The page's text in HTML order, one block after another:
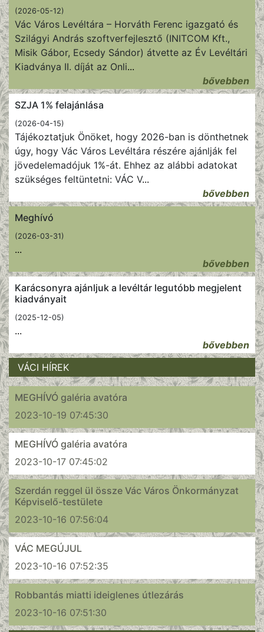
(2026-05-12)
Vác Város Levéltára – Horváth Ferenc igazgató és
Szilágyi András szoftverfejlesztő (INITCOM Kft.,
Misik Gábor, Ecsedy Sándor) átvette az Év Levéltári
Kiadványa II. díját az Onli...
bővebben
SZJA 1% felajánlása
(2026-04-15)
Tájékoztatjuk Önöket, hogy 2026-ban is dönthetnek
úgy, hogy Vác Város Levéltára részére ajánlják fel
jövedelemadójuk 1%-át. Ehhez az alábbi adatokat
szükséges feltüntetni: VÁC V...
bővebben
Meghívó
(2026-03-31)
...
bővebben
Karácsonyra ajánljuk a levéltár legutóbb megjelent
kiadványait
(2025-12-05)
...
bővebben
VÁCI HÍREK
MEGHÍVÓ galéria avatóra
2023-10-19 07:45:30
MEGHÍVÓ galéria avatóra
2023-10-17 07:45:02
Szerdán reggel ül össze Vác Város Önkormányzat
Képviselő-testülete
2023-10-16 07:56:04
VÁC MEGÚJUL
2023-10-16 07:52:35
Robbantás miatti ideiglenes útlezárás
2023-10-16 07:51:30